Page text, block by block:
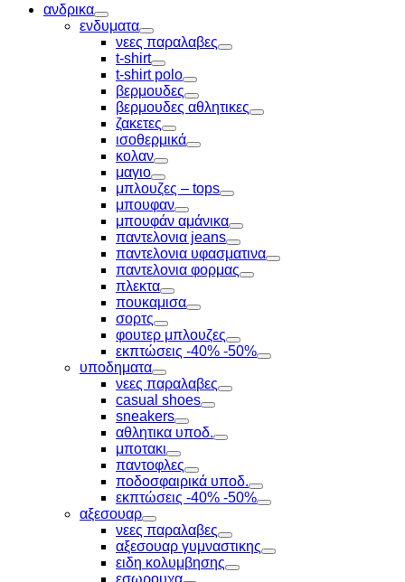
ανδρικα
Toggle
ενδυματα
Toggle
νεες παραλαβες
Toggle
t-shirt
Toggle
t-shirt polo
Toggle
βερμουδες
Toggle
βερμουδες αθλητικες
Toggle
ζακετες
Toggle
ισοθερμικά
Toggle
κολαν
Toggle
μαγιο
Toggle
μπλουζες – tops
Toggle
μπουφαν
Toggle
μπουφάν αμάνικα
Toggle
παντελονια jeans
Toggle
παντελονια υφασματινα
Toggle
παντελονια φορμας
Toggle
πλεκτα
Toggle
πουκαμισα
Toggle
σορτς
Toggle
φουτερ μπλουζες
Toggle
εκπτώσεις -40% -50%
Toggle
υποδηματα
Toggle
νεες παραλαβες
Toggle
casual shoes
Toggle
sneakers
Toggle
αθλητικα υποδ.
Toggle
μποτακι
Toggle
παντοφλες
Toggle
ποδοσφαιρικά υποδ.
Toggle
εκπτώσεις -40% -50%
Toggle
αξεσουαρ
Toggle
νεες παραλαβες
Toggle
αξεσουαρ γυμναστικης
Toggle
ειδη κολυμβησης
Toggle
εσωρουχα